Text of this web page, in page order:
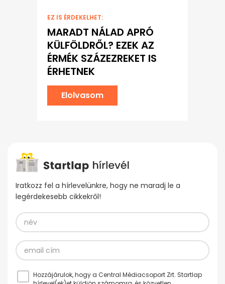
EZ IS ÉRDEKELHET:
MARADT NÁLAD APRÓ
KÜLFÖLDRŐL? EZEK AZ
ÉRMÉK SZÁZEZREKET IS
ÉRHETNEK
Elolvasom
Iratkozz fel a hírlevelünkre, hogy ne maradj le a
legérdekesebb cikkekről!
Hozzájárulok, hogy a Central Médiacsoport Zrt. Startlap